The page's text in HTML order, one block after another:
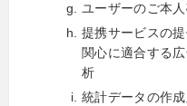
ユーザーのご本
提携サービスの
関心に適合する
析
統計データの作